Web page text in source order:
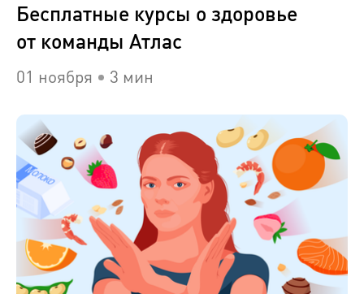
Бесплатные курсы о здоровье
от команды Атлас
01 ноября 3 мин